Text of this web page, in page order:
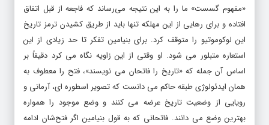
«مفهوم گسست» ما را به این نتیجه می‌رساند که فاجعه از قبل اتفاق
افتاده و برای رهایی از این مهلکه تنها باید از طریق کشیدن ترمز تاریخ
این لوکوموتیو را متوقف کرد. برای بنیامین تفکر تا حد زیادی از این
استعاره متبلور می شود. او وقتی از این زاویه نگاه می کرد دقیقاً بر
اساس آن جمله که «تاریخ را فاتحان می نویسند»، فتح را معطوف به
همان ایدئولوژی طبقه حاکم می دانست که تصویر اسطوره ای، آرمانی و
رویایی از وضعیت تاریخ عرضه می کنند و وضع موجود را همواره
بهترین وضع می دانند. فاتحانی که به قول بنیامین اگر فتح‌شان ادامه